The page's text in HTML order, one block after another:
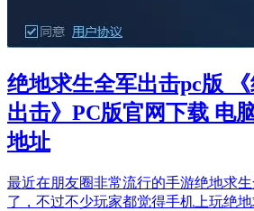
绝地求生全军出击pc版
出击》PC版官网下载 电
地址
最近在朋友圈非常流行的手游绝地求
了，不过不少玩家都觉得手机上玩绝